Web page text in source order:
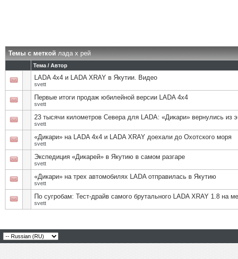
Темы с меткойлада х рей
Тема / Автор
LADA 4x4 и LADA XRAY в Якутии. Видео
svett
Первые итоги продаж юбилейной версии LADA 4х4
svett
23 тысячи километров Севера для LADA: «Дикари» вернулись из
svett
«Дикари» на LADA 4x4 и LADA XRAY доехали до Охотского моря
svett
Экспедиция «Дикарей» в Якутию в самом разгаре
svett
«Дикари» на трех автомобилях LADA отправилась в Якутию
svett
По сугробам: Тест-драйв самого брутального LADA XRAY 1.8 на
svett